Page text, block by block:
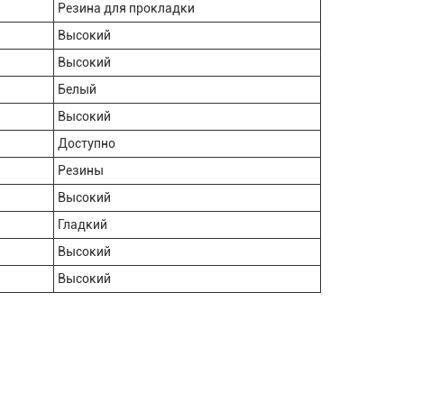
Резина для прокладки
Высокий
Высокий
Белый
Высокий
Доступно
Резины
Высокий
Гладкий
Высокий
Высокий